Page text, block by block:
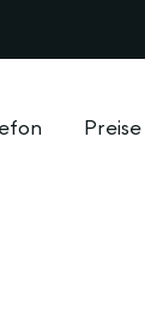
Preise